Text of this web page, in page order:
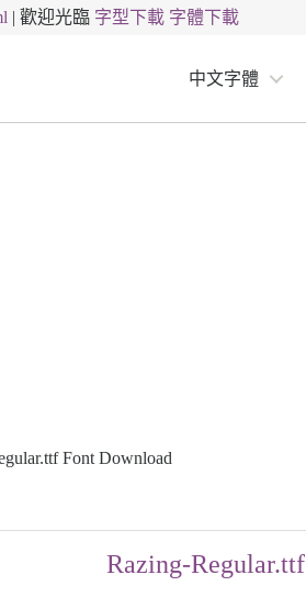
| 歡迎光臨 字型下載 字體下載
中文字體
Font Download
Razing-Regular.ttf